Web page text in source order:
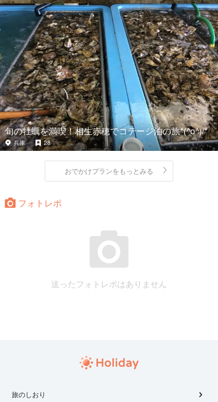
旬の牡蠣を満喫！相生赤穂でコテージ泊の旅*(^o^)/*
兵庫 28
おでかけプランをもっとみる
フォトレポ
送ったフォトレポはありません
旅のしおり